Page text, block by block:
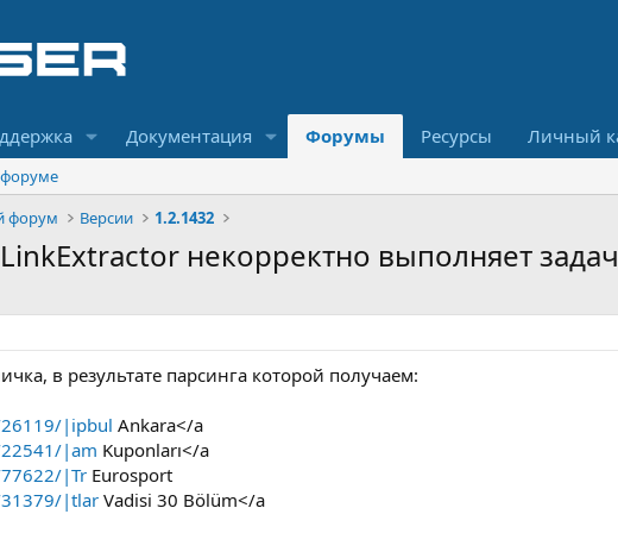
Документация Форумы Ресурсы Личный
форум Версии 1.2.1432
некорректно выполняет
в результате парсинга которой получаем:
|ipbul Ankara</a
|am Kuponları</a
|Tr Eurosport
|tlar Vadisi 30 Bölüm</a